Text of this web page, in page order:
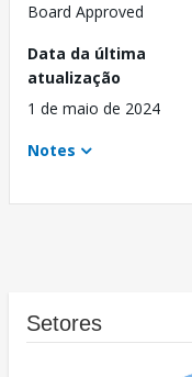
Board Approved
Data da última
atualização
1 de maio de 2024
Notes
Setores